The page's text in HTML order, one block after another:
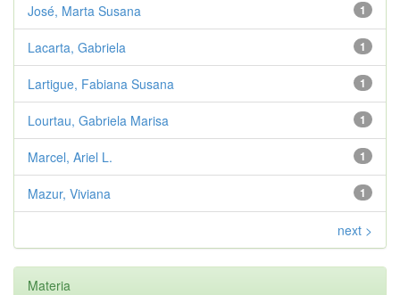
1
José, Marta Susana
1
Lacarta, Gabriela
1
Lartigue, Fabiana Susana
1
Lourtau, Gabriela Marisa
1
Marcel, Ariel L.
1
Mazur, Viviana
next >
Materia